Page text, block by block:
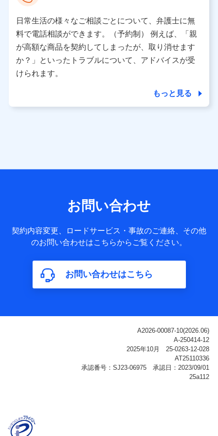
データ憲章」に定める行動原則を順守します 。
※ パーソナルデータダッシュボードの「第三者提供の管
理」の設定状態にかかわらず、共同利用する場合がありま
※ dポイントクラブ会員ではないお客さま（2019年12月11
日以降、一度もdポイントクラブ会員であったことがないお
個人データは、こちら の利用目的の範囲内に限って共同利
用します。
サービス提供等を通じて取得した、以下の情報などの個人デ
基本情報
氏名、電話番号、メールアドレス、お客さまの識別子、
属性、連絡先、dポイントサービスのご利用に関する情
構成、住所、dポイント残高、dポイント利用履歴などが
含まれます。
利用情報
ご契約状態・ご利用履歴インターネット利用時の行動に
関する情報、アプリケーション利用時の行動に関する情
報、購入されたサービスや商品の名称・購入場所・決済
に関する情報、アンケートの回答に関する情報などが含
名、住所、生年月日、性別、保険契約者と被保険者の関
係、保険加入の目的、保険商品の内容、保険料、保険料
日常生活の様々なご相談ごとについて、弁護士に無
料で電話相談ができます。（予約制） 例えば、「親
が高額な商品を契約してしまったが、取り消せます
か？」といったトラブルについて、アドバイスが受
けられます。
もっと見る
お問い合わせ
契約内容変更、ロードサービス・事故のご連絡、その他
のお問い合わせはこちらからご覧ください。
お問い合わせはこちら